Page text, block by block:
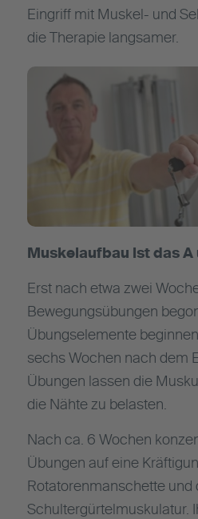
Eingriff mit Muskel- und
die Therapie langsamer.
Muskelaufbau ist das A
Erst nach etwa zwei
Bewegungsübungen
Übungselemente
sechs Wochen nach dem
Übungen lassen die
die Nähte zu belasten.
Nach ca. 6 Wochen
Übungen auf eine
Rotatorenmanschette und
Schultergürtelmuskulatur.